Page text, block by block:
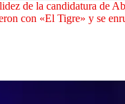
de la candidatura de
con «El Tigre» y se